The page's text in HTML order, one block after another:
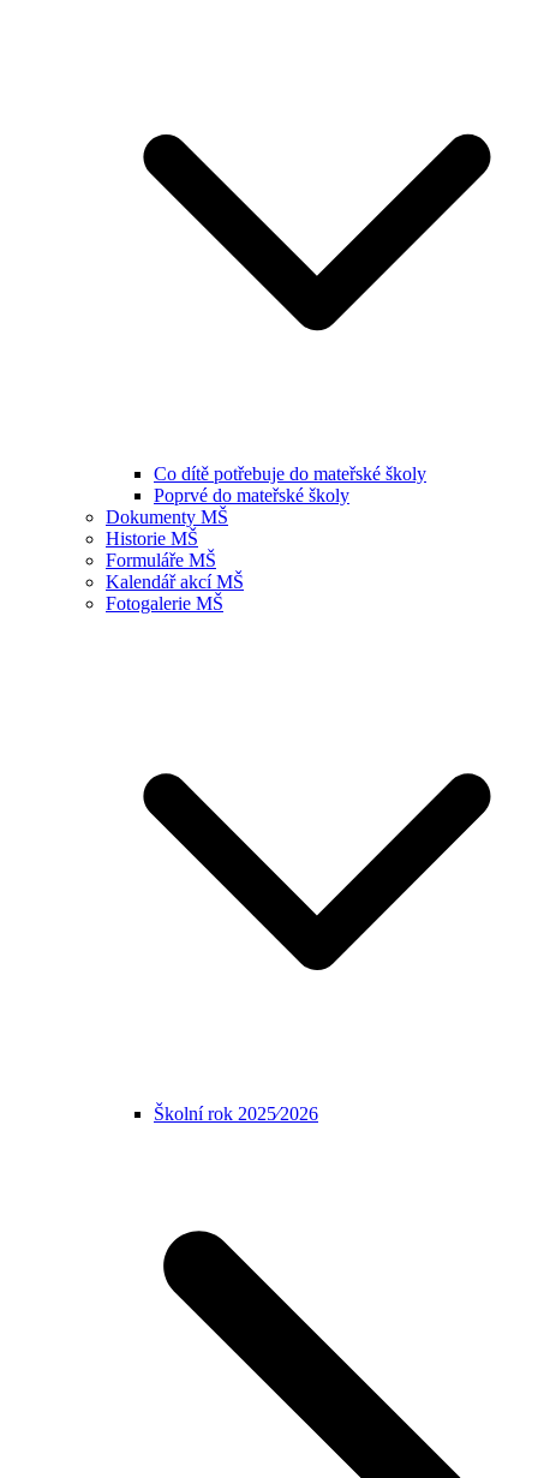
Co dítě potřebuje do mateřské školy
Poprvé do mateřské školy
Dokumenty MŠ
Historie MŠ
Formuláře MŠ
Kalendář akcí MŠ
Fotogalerie MŠ
Školní rok 2025⁄2026